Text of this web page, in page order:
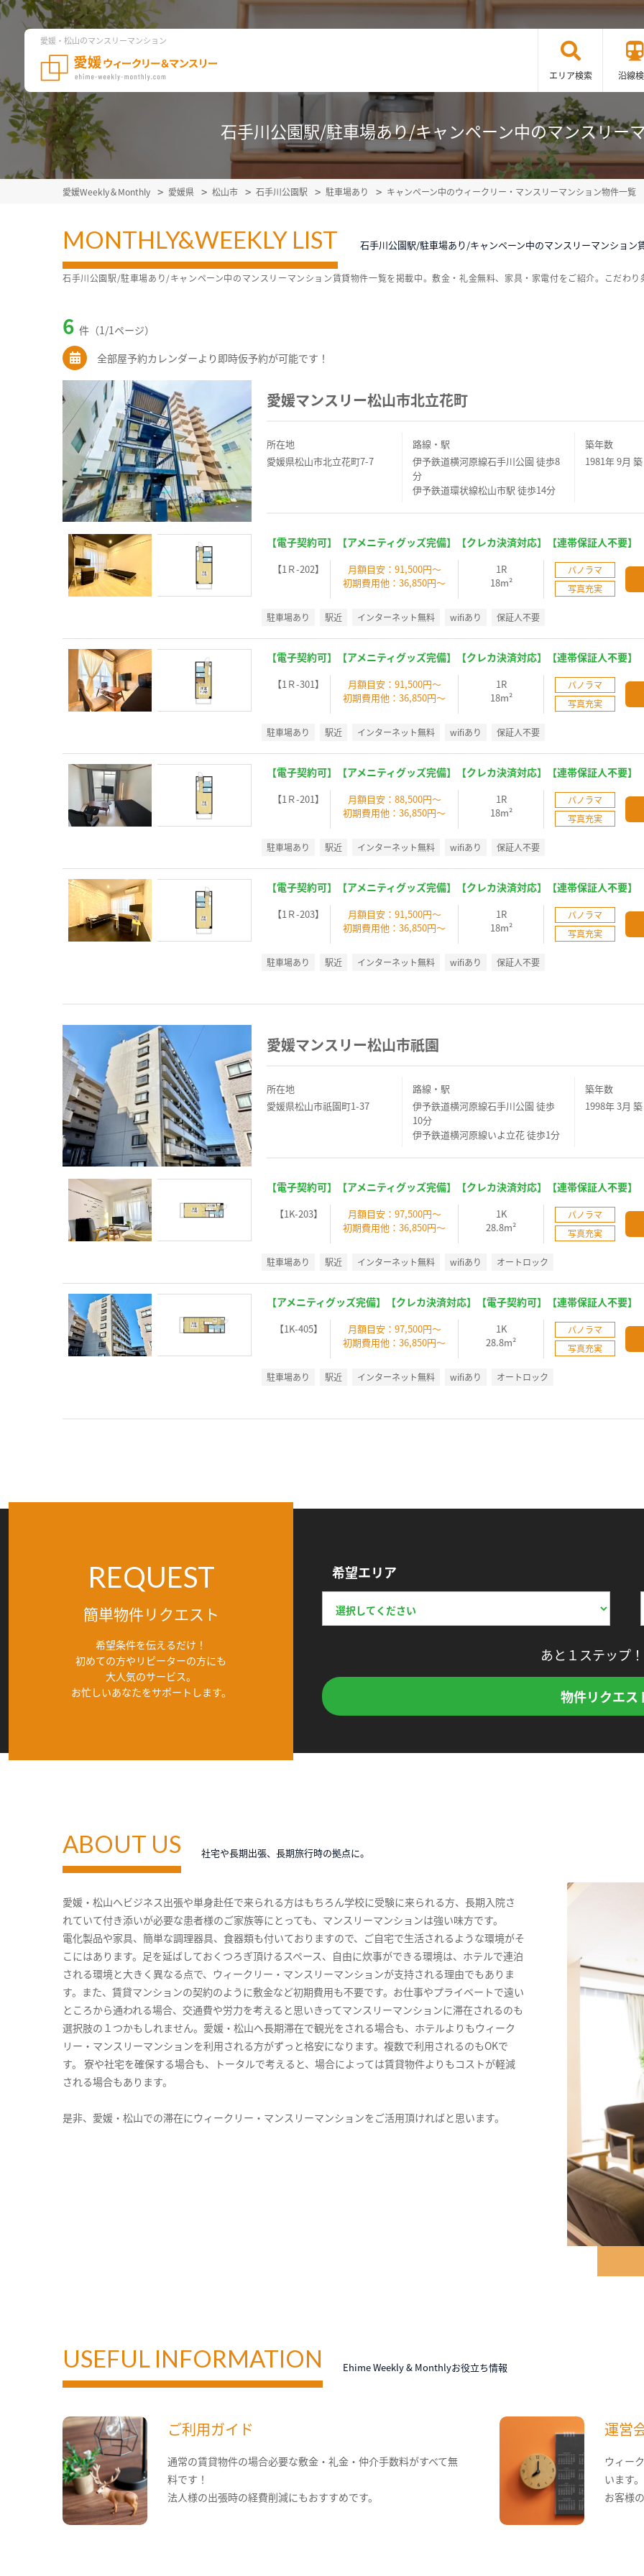
愛媛・松山のマンスリーマンション
エリア検索 沿線
石手川公園駅/駐車場あり/キャンペーン中のマンスリー
愛媛Weekly＆Monthly 愛媛県 松山市 石手川公園駅 駐車場あり キャンペーン中のウィークリー・マンスリーマンション物件一覧
MONTHLY&WEEKLY LIST 石手川公園駅/駐車場あり/キャンペーン中のマンスリーマンション
6 件（1/1ページ）
全部屋予約カレンダーより即時仮予約が可能です！
愛媛マンスリー松山市北立花町
所在地
愛媛県松山市北立花町7-7
路線・駅
伊予鉄道横河原線石手川公園 徒歩8
分
伊予鉄道環状線松山市駅 徒歩14分
築年数
1981年 9月 築
【電子契約可】【アメニティグッズ完備】【クレカ決済対応】【連帯保証人不要】
【1Ｒ-202】
月額目安：91,500円～
初期費用他：36,850円～
1R
18m²
パノラマ
写真充実
駐車場あり 駅近 インターネット無料 wifiあり 保証人不要
【電子契約可】【アメニティグッズ完備】【クレカ決済対応】【連帯保証人不要】
【1Ｒ-301】
月額目安：91,500円～
初期費用他：36,850円～
1R
18m²
パノラマ
写真充実
駐車場あり 駅近 インターネット無料 wifiあり 保証人不要
【電子契約可】【アメニティグッズ完備】【クレカ決済対応】【連帯保証人不要】
【1Ｒ-201】
月額目安：88,500円～
初期費用他：36,850円～
1R
18m²
パノラマ
写真充実
駐車場あり 駅近 インターネット無料 wifiあり 保証人不要
【電子契約可】【アメニティグッズ完備】【クレカ決済対応】【連帯保証人不要】
【1Ｒ-203】
月額目安：91,500円～
初期費用他：36,850円～
1R
18m²
パノラマ
写真充実
駐車場あり 駅近 インターネット無料 wifiあり 保証人不要
愛媛マンスリー松山市祇園
所在地
愛媛県松山市祇園町1-37
路線・駅
伊予鉄道横河原線石手川公園 徒歩
10分
伊予鉄道横河原線いよ立花 徒歩1分
築年数
1998年 3月 築
【電子契約可】【アメニティグッズ完備】【クレカ決済対応】【連帯保証人不要】
【1K-203】
月額目安：97,500円～
初期費用他：36,850円～
1K
28.8m²
パノラマ
写真充実
駐車場あり 駅近 インターネット無料 wifiあり オートロック
【アメニティグッズ完備】【クレカ決済対応】【電子契約可】【連帯保証人不要】
【1K-405】
月額目安：97,500円～
初期費用他：36,850円～
1K
28.8m²
パノラマ
写真充実
駐車場あり 駅近 インターネット無料 wifiあり オートロック
石手川公園駅/駐車場あり/キャンペーン中のマンスリーマンション賃貸物件一覧を掲載中。敷金・礼金無料、家具・家電付をご紹介。こだわり
REQUEST
簡単物件リクエスト
希望条件を伝えるだけ！
初めての方やリピーターの方にも
大人気のサービス。
お忙しいあなたをサポートします。
希望エリア
あと１ステップ
物件リクエス
ABOUT US 社宅や長期出張、長期旅行時の拠点に。
愛媛・松山へビジネス出張や単身赴任で来られる方はもちろん学校に受験に来られる方、長期入院さ
れていて付き添いが必要な患者様のご家族等にとっても、マンスリーマンションは強い味方です。
電化製品や家具、簡単な調理器具、食器類も付いておりますので、ご自宅で生活されるような環境がそ
こにはあります。足を延ばしておくつろぎ頂けるスペース、自由に炊事ができる環境は、ホテルで連泊
される環境と大きく異なる点で、ウィークリー・マンスリーマンションが支持される理由でもありま
す。また、賃貸マンションの契約のように敷金など初期費用も不要です。お仕事やプライベートで遠い
ところから通われる場合、交通費や労力を考えると思いきってマンスリーマンションに滞在されるのも
選択肢の１つかもしれません。愛媛・松山へ長期滞在で観光をされる場合も、ホテルよりもウィーク
リー・マンスリーマンションを利用される方がずっと格安になります。複数で利用されるのもOKで
す。 寮や社宅を確保する場合も、トータルで考えると、場合によっては賃貸物件よりもコストが軽減
される場合もあります。
是非、愛媛・松山での滞在にウィークリー・マンスリーマンションをご活用頂ければと思います。
USEFUL INFORMATION Ehime Weekly & Monthlyお役立ち情報
ご利用ガイド
通常の賃貸物件の場合必要な敷金・礼金・仲介手数料がすべて無
料です！
法人様の出張時の経費削減にもおすすめです。
運営
ウィー
います。
お客様